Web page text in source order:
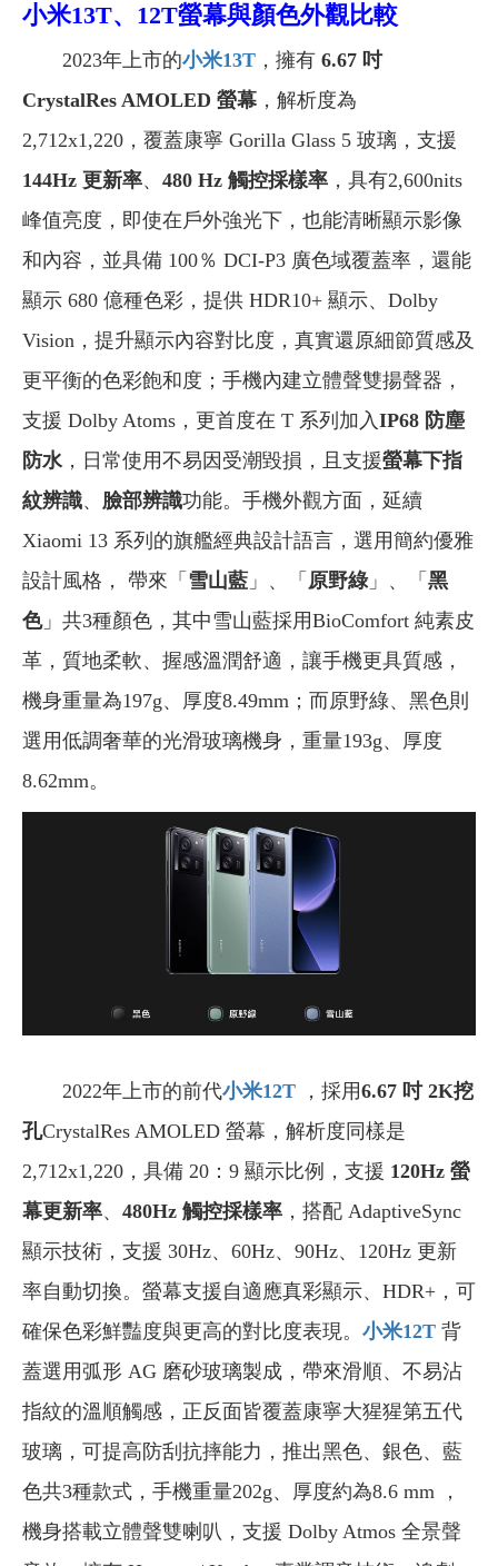
小米13T、12T螢幕與顏色外觀比較
2023年上市的小米13T ，擁有 6.67 吋
CrystalRes AMOLED 螢幕 ，解析度為
2,712x1,220，覆蓋康寧 Gorilla Glass 5 玻璃，支援
144Hz 更新率、 480 Hz 觸控採樣率 ，具有2,600nits
峰值亮度，即使在戶外強光下，也能清晰顯示影像
和內容，並具備 100％ DCI-P3 廣色域覆蓋率，還能
顯示 680 億種色彩，提供 HDR10+ 顯示、Dolby
Vision，提升顯示內容對比度，真實還原細節質感及
更平衡的色彩飽和度；手機內建立體聲雙揚聲器，
支援 Dolby Atoms，更首度在 T 系列加入IP68 防塵
防水 ，日常使用不易因受潮毀損，且支援螢幕下指
紋辨識、 臉部辨識功能。手機外觀方面，延續
Xiaomi 13 系列的旗艦經典設計語言，選用簡約優雅
設計風格， 帶來「 雪山藍 」、「 原野綠」、「 黑
色」共3種顏色，其中雪山藍採用BioComfort 純素皮
革，質地柔軟、握感溫潤舒適，讓手機更具質感，
機身重量為197g、厚度8.49mm；而原野綠、黑色則
選用低調奢華的光滑玻璃機身，重量193g、厚度
8.62mm。
2022年上市的前代小米12T ，採用6.67 吋 2K挖
孔CrystalRes AMOLED 螢幕，解析度同樣是
2,712x1,220，具備 20：9 顯示比例，支援 120Hz 螢
幕更新率、 480Hz 觸控採樣率 ，搭配 AdaptiveSync
顯示技術，支援 30Hz、60Hz、90Hz、120Hz 更新
率自動切換。螢幕支援自適應真彩顯示、HDR+，可
確保色彩鮮豔度與更高的對比度表現。 小米12T 背
蓋選用弧形 AG 磨砂玻璃製成，帶來滑順、不易沾
指紋的溫順觸感，正反面皆覆蓋康寧大猩猩第五代
玻璃，可提高防刮抗摔能力，推出黑色、銀色、藍
色共3種款式，手機重量202g、厚度約為8.6 mm ，
機身搭載立體聲雙喇叭，支援 Dolby Atmos 全景聲